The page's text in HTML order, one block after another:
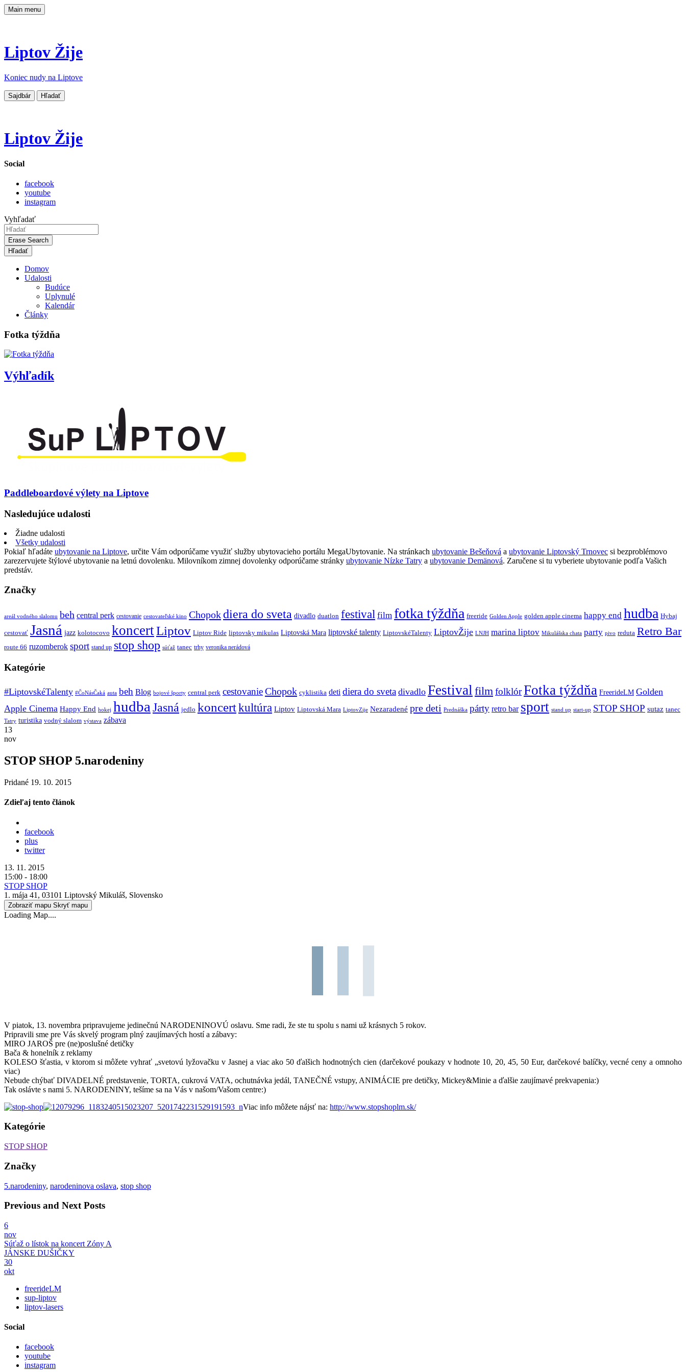
Main menu
Liptov Žije
Koniec nudy na Liptove
Sajdbár Hľadať
Liptov Žije
Social
facebook
youtube
instagram
Vyhľadať
Erase Search
Domov
Udalosti
Budúce
Uplynulé
Kalendár
Články
Fotka týždňa
Výhľadík
Paddleboardové výlety na Liptove
Nasledujúce udalosti
Žiadne udalosti
Všetky udalosti
Pokiaľ hľadáte ubytovanie na Liptove, určite Vám odporúčame využiť služby ubytovacieho portálu MegaUbytovanie. Na stránkach ubytovanie Bešeňová a ubytovanie Liptovský Trnovec si bezproblémovo
zarezervujete štýlové ubytovanie na letnú dovolenku. Milovníkom zimnej dovolenky odporúčame stránky ubytovanie Nízke Tatry a ubytovanie Demänová. Zaručene si tu vyberiete ubytovanie podľa Vašich
predstáv.
Značky
areál vodného slalomu beh central perk cestovanie cestovateľské kino Chopokdiera do sveta divadlo duatlon festival film fotka týždňa freeride Golden Apple golden apple cinema happy end hudba Hybaj
cestovať Jasná jazz kolotocovo koncertLiptov Liptov Ride liptovsky mikulas Liptovská Mara liptovské talenty LiptovskéTalenty LiptovŽije LNJH marina liptov Mikulášska chata party pivo reduta Retro Bar
route 66 ruzomberok sport stand up stop shop súťaž tanec trhy veronika nerádová
Kategórie
#LiptovskéTalenty #ČoNásČaká auta beh Blog bojové športy central perk cestovanieChopok cyklistika deti diera do sveta divadlo Festival filmfolklórFotka týždňa FreerideLM Golden
Apple Cinema Happy End hokej hudba Jasná jedlo koncertkultúra Liptov Liptovská Mara LiptovZije Nezaradené pre deti Prednáška párty retro bar sport stand up start-up STOP SHOP sutaz tanec
Tatry turistika vodný slalom výstava zábava
13
nov
STOP SHOP 5.narodeniny
Pridané 19. 10. 2015
Zdieľaj tento článok
facebook
plus
twitter
13. 11. 2015
15:00 - 18:00
STOP SHOP
1. mája 41, 03101 Liptovský Mikuláš, Slovensko
Zobraziť mapu Skryť mapu
Loading Map....
V piatok, 13. novembra pripravujeme jedinečnú NARODENINOVÚ oslavu. Sme radi, že ste tu spolu s nami už krásnych 5 rokov.
Pripravili sme pre Vás skvelý program plný zaujímavých hostí a zábavy:
MIRO JAROŠ pre (ne)poslušné detičky
Bača & honelník z reklamy
KOLESO šťastia, v ktorom si môžete vyhrať „svetovú lyžovačku v Jasnej a viac ako 50 ďalšich hodnotných cien (darčekové poukazy v hodnote 10, 20, 45, 50 Eur, darčekové balíčky, vecné ceny a omnoho
viac)
Nebude chýbať DIVADELNÉ predstavenie, TORTA, cukrová VATA, ochutnávka jedál, TANEČNÉ vstupy, ANIMÁCIE pre detičky, Mickey&Minie a ďalšie zaujímavé prekvapenia:)
Tak oslávte s nami 5. NARODENINY, tešíme sa na Vás v našom/Vašom centre:)
Viac info môžete nájsť na: http://www.stopshoplm.sk/
Kategórie
STOP SHOP
Značky
5.narodeniny, narodeninova oslava, stop shop
Previous and Next Posts
6
nov
Súťaž o lístok na koncert Zóny A
JÁNSKE DUŠIČKY
30
okt
freerideLM
sup-liptov
liptov-lasers
Social
facebook
youtube
instagram